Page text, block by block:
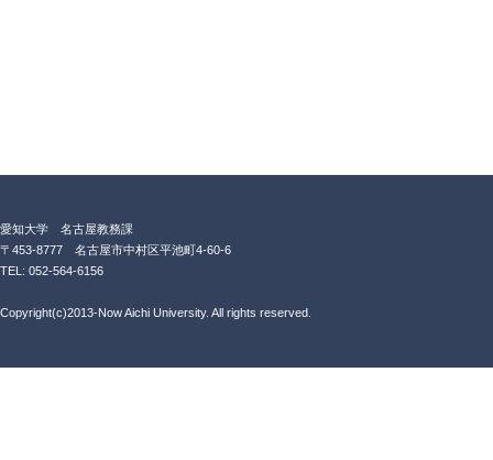
愛知大学 名古屋教務課
〒453-8777 名古屋市中村区平池町4-60-6
TEL: 052-564-6156
Copyright(c)2013-Now Aichi University. All rights reserved.